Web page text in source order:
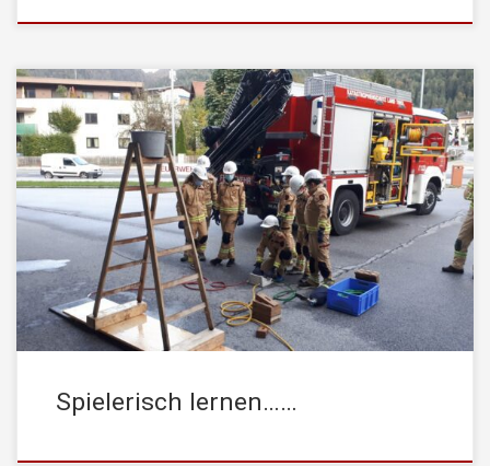
…..unter diesem Motto stand eine Übung unserer
Feuerwehrjugend, welche bereits seit Anfang September den
Übungsbetrieb – unter Einhaltung der COVID-19 Maßnahmen –
wieder aufgenommen hat. Dabei wurde beim Schlauchkegeln die
Zielgenauigkeit beim Ausrollen der Schläuche geübt und beim
Geschicklichkeitsspiel der Umgang mit Hebekissen und
Unterbaumaterialien geübt. Wenn wir jetzt auch […]
Spielerisch lernen……